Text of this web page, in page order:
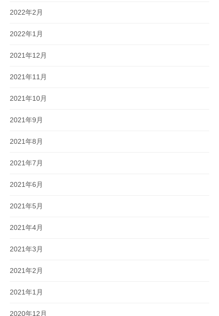
2022年2月
2022年1月
2021年12月
2021年11月
2021年10月
2021年9月
2021年8月
2021年7月
2021年6月
2021年5月
2021年4月
2021年3月
2021年2月
2021年1月
2020年12月